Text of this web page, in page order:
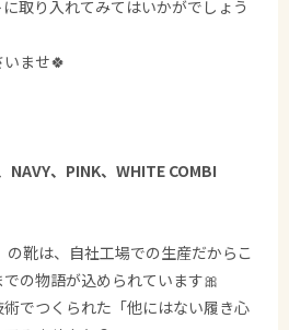
取り入れてみてはいかがでしょう
ませ🍀
NAVY、PINK、WHITE COMBI
の靴は、自社工場での生産だからこ
の物語が込められています🎀
でつくられた「他にはない履き心